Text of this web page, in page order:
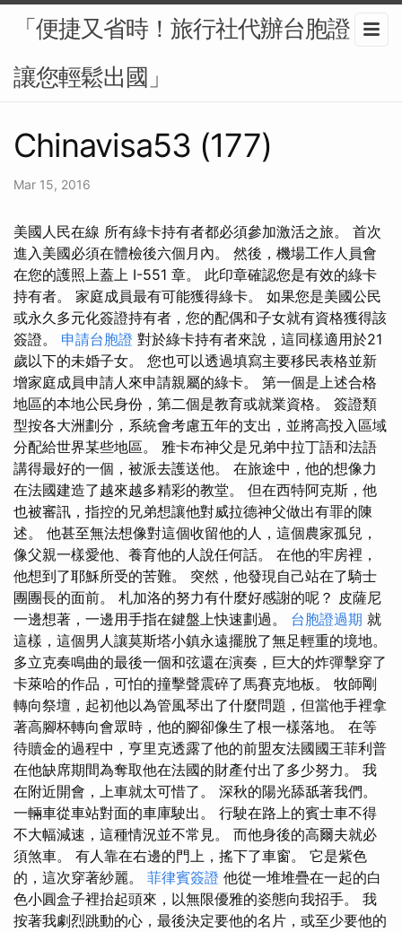
「便捷又省時！旅行社代辦台胞證，
讓您輕鬆出國」
Chinavisa53 (177)
Mar 15, 2016
美國人民在線 所有綠卡持有者都必須參加激活之旅。 首次
進入美國必須在體檢後六個月內。 然後，機場工作人員會
在您的護照上蓋上 I-551 章。 此印章確認您是有效的綠卡
持有者。 家庭成員最有可能獲得綠卡。 如果您是美國公民
或永久多元化簽證持有者，您的配偶和子女就有資格獲得該
簽證。 申請台胞證 對於綠卡持有者來說，這同樣適用於21
歲以下的未婚子女。 您也可以透過填寫主要移民表格並新
增家庭成員申請人來申請親屬的綠卡。 第一個是上述合格
地區的本地公民身份，第二個是教育或就業資格。 簽證類
型按各大洲劃分，系統會考慮五年的支出，並將高投入區域
分配給世界某些地區。 雅卡布神父是兄弟中拉丁語和法語
講得最好的一個，被派去護送他。 在旅途中，他的想像力
在法國建造了越來越多精彩的教堂。 但在西特阿克斯，他
也被審訊，指控的兄弟想讓他對威拉德神父做出有罪的陳
述。 他甚至無法想像對這個收留他的人，這個農家孤兒，
像父親一樣愛他、養育他的人說任何話。 在他的牢房裡，
他想到了耶穌所受的苦難。 突然，他發現自己站在了騎士
團團長的面前。 札加洛的努力有什麼好感謝的呢？ 皮薩尼
一邊想著，一邊用手指在鍵盤上快速劃過。 台胞證過期 就
這樣，這個男人讓莫斯塔小鎮永遠擺脫了無足輕重的境地。
多立克奏鳴曲的最後一個和弦還在演奏，巨大的炸彈擊穿了
卡萊哈的作品，可怕的撞擊聲震碎了馬賽克地板。 牧師剛
轉向祭壇，起初他以為管風琴​​出了什麼問題，但當他手裡拿
著高腳杯轉向會眾時，他的腳卻像生了根一樣落地。 在等
待贖金的過程中，亨里克透露了他的前盟友法國國王菲利普
在他缺席期間為奪取他在法國的財產付出了多少努力。 我
在附近開會，上車就太可惜了。 深秋的陽光舔舐著我們。
一輛車從車站對面的車庫駛出。 行駛在路上的賓士車不得
不大幅減速，這種情況並不常見。 而他身後的高爾夫就必
須煞車。 有人靠在右邊的門上，搖下了車窗。 它是紫色
的，這次穿著紗麗。 菲律賓簽證 他從一堆堆疊在一起的白
色小圓盒子裡抬起頭來，以無限優雅的姿態向我招手。 我
按著我劇烈跳動的心，最後決定要他的名片，或至少要他的